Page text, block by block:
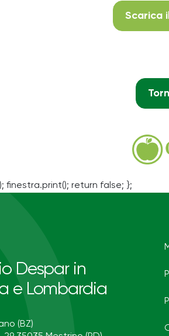
Scarica
finestra.print(); return false; };
Despar in
e Lombardia
(BZ)